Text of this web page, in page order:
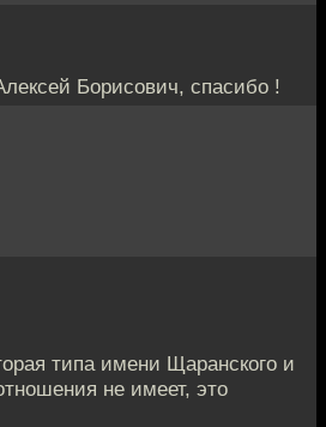
Борисович, спасибо !
типа имени Щаранского и
не имеет, это